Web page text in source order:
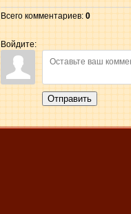
Всего комментариев: 0
Войдите:
Отправить